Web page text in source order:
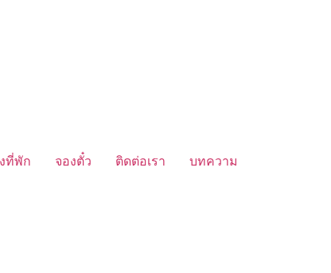
ที่พัก จองตั๋ว ติดต่อเรา บทความ